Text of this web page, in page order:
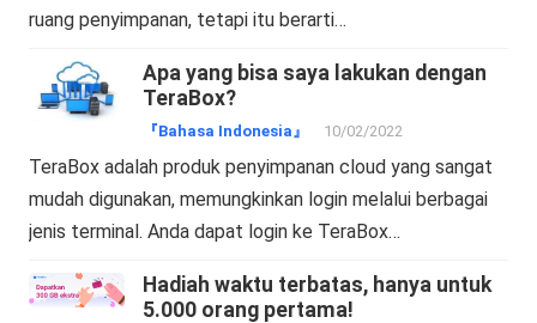
ruang penyimpanan, tetapi itu berarti…
Apa yang bisa saya lakukan dengan
TeraBox?
『Bahasa Indonesia』 10/02/2022
TeraBox adalah produk penyimpanan cloud yang sangat
mudah digunakan, memungkinkan login melalui berbagai
jenis terminal. Anda dapat login ke TeraBox…
Hadiah waktu terbatas, hanya untuk
5.000 orang pertama!